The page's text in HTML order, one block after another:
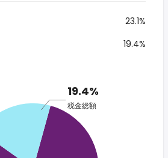
23.1%
19.4%
19.4%
税金総額